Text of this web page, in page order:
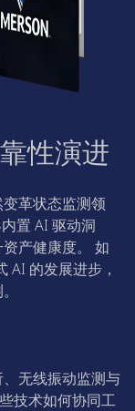
性演进
革状态监测领
置 AI 驱动洞
产健康度。 如
AI 的发展进步，
无线振动监测与
技术如何协同工